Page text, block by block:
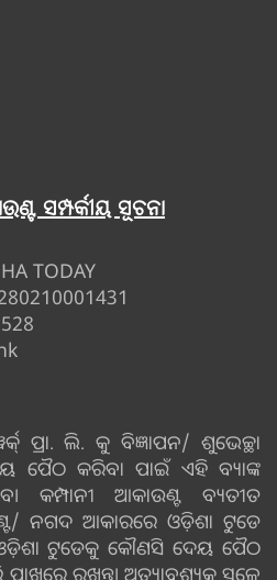
ସମ୍ପର୍କୀୟ ସୂଚନା
TODAY
ପ୍ରା. ଲି. କୁ ବିଜ୍ଞାପନ/ ଶୁଭେଚ୍ଛା
ପୈଠ କରିବା ପାଇଁ ଏହି ବ୍ୟାଙ୍କ
କମ୍ପାନୀ ଆକାଉଣ୍ଟ ବ୍ୟତୀତ
ନଗଦ ଆକାରରେ ଓଡ଼ିଶା ଟୁଡେ
ଟୁଡେକୁ କୌଣସି ଦେୟ ପୈଠ
ରଖନ୍ତୁ। ଅତ୍ୟାବଶ୍ୟକ ସ୍ଥଳେ